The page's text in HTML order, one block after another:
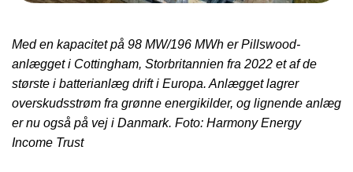
Med en kapacitet på 98 MW/196 MWh er Pillswood-
anlægget i Cottingham, Storbritannien fra 2022 et af de
største i batterianlæg drift i Europa. Anlægget lagrer
overskudsstrøm fra grønne energikilder, og lignende anlæg
er nu også på vej i Danmark. Foto: Harmony Energy
Income Trust